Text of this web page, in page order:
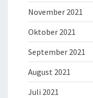
November 2021
Oktober 2021
September 2021
August 2021
Juli 2021